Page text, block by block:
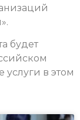
будет
услуги в этом